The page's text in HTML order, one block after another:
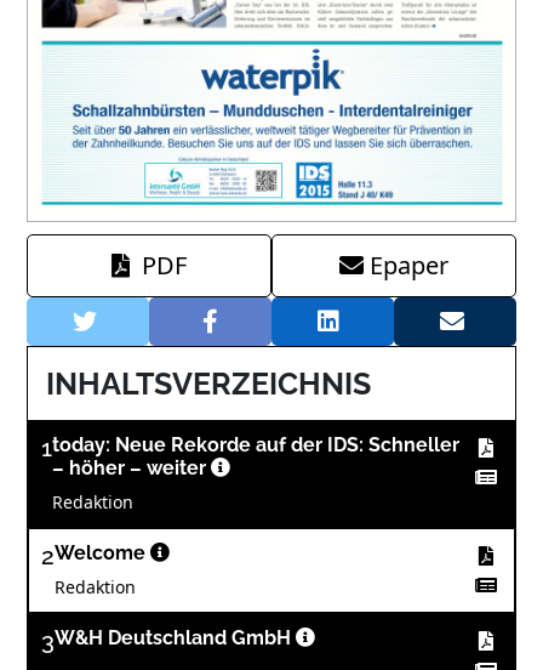
PDF Epaper
INHALTSVERZEICHNIS
1today: Neue Rekorde auf der IDS: Schneller
– höher – weiter
Redaktion
2Welcome
Redaktion
3W&H Deutschland GmbH